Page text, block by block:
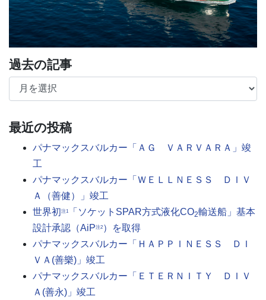
過去の記事
過去の記事
最近の投稿
パナマックスバルカー「ＡＧ ＶＡＲＶＡＲＡ」竣
工
パナマックスバルカー「ＷＥＬＬＮＥＳＳ ＤＩＶ
Ａ（善健）」竣工
世界初注1 「ソケットSPAR方式液化CO2輸送船」基本
設計承認（AiP注2 ）を取得
パナマックスバルカー「ＨＡＰＰＩＮＥＳＳ ＤＩ
ＶＡ(善樂)」竣工
パナマックスバルカー「ＥＴＥＲＮＩＴＹ ＤＩＶ
Ａ(善永)」竣工